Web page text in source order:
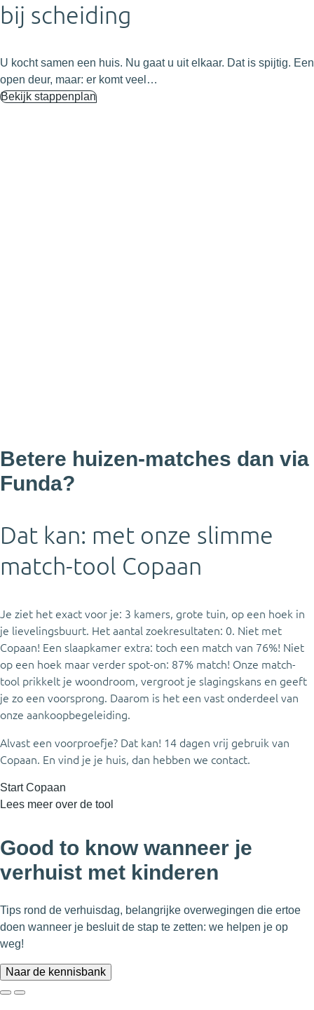
bij scheiding
U kocht samen een huis. Nu gaat u uit elkaar. Dat is spijtig. Een
open deur, maar: er komt veel…
Bekijk stappenplan
Betere huizen-matches dan via
Funda?
Dat kan: met onze slimme
match-tool Copaan
Je ziet het exact voor je: 3 kamers, grote tuin, op een hoek in
je lievelingsbuurt. Het aantal zoekresultaten: 0. Niet met
Copaan! Een slaapkamer extra: toch een match van 76%! Niet
op een hoek maar verder spot-on: 87% match! Onze match-
tool prikkelt je woondroom, vergroot je slagingskans en geeft
je zo een voorsprong. Daarom is het een vast onderdeel van
onze aankoopbegeleiding.
Alvast een voorproefje? Dat kan! 14 dagen vrij gebruik van
Copaan. En vind je je huis, dan hebben we contact.
Start Copaan
Lees meer over de tool
Good to know wanneer je
verhuist met kinderen
Tips rond de verhuisdag, belangrijke overwegingen die ertoe
doen wanneer je besluit de stap te zetten: we helpen je op
weg!
Naar de kennisbank